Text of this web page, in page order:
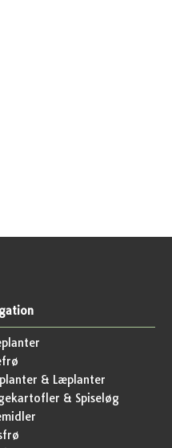
& Læplanter
& Spiseløg